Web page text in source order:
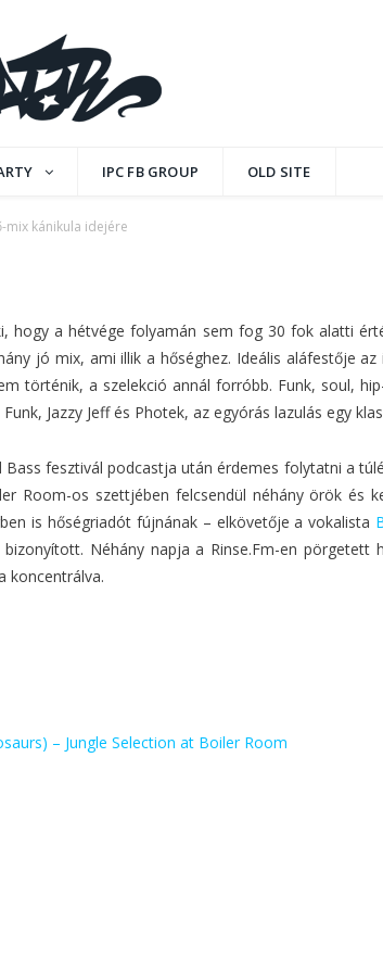
IPC FB GROUP OLD SITE
mix kánikula idejére
idejére
hogy a hétvége folyamán sem fog 30 fok alatti
jó mix, ami illik a hőséghez. Ideális aláfestője
történik, a szelekció annál forróbb. Funk, soul,
Jazzy Jeff és Photek, az egyórás lazulás egy
Bass fesztivál podcastja után érdemes folytatni a
Room-os szettjében felcsendül néhány örök és
is hőségriadót fújnának – elkövetője a vokalista
bizonyított. Néhány napja a Rinse.Fm-en
koncentrálva.
– Jungle Selection at Boiler Room